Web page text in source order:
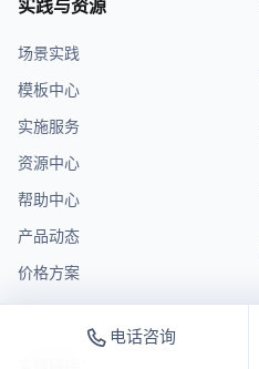
电话咨询
实践与资源
场景实践
模板中心
实施服务
资源中心
帮助中心
产品动态
价格方案